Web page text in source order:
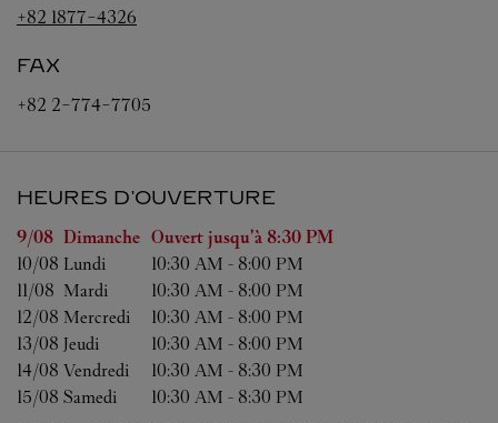
+82 1877-4326
FAX
+82 2-774-7705
HEURES D'OUVERTURE
Jour de la semaine Heures d'ouverture
9/08 Dimanche Ouvert jusqu'à 8:30 PM
10/08 Lundi 10:30 AM - 8:00 PM
11/08 Mardi 10:30 AM - 8:00 PM
12/08 Mercredi 10:30 AM - 8:00 PM
13/08 Jeudi 10:30 AM - 8:00 PM
14/08 Vendredi 10:30 AM - 8:30 PM
15/08 Samedi 10:30 AM - 8:30 PM